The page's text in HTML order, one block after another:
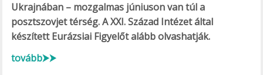
Ukrajnában – mozgalmas júniuson van túl a
posztszovjet térség. A XXI. Század Intézet által
készített Eurázsiai Figyelőt alább olvashatják.
tovább⮞⮞